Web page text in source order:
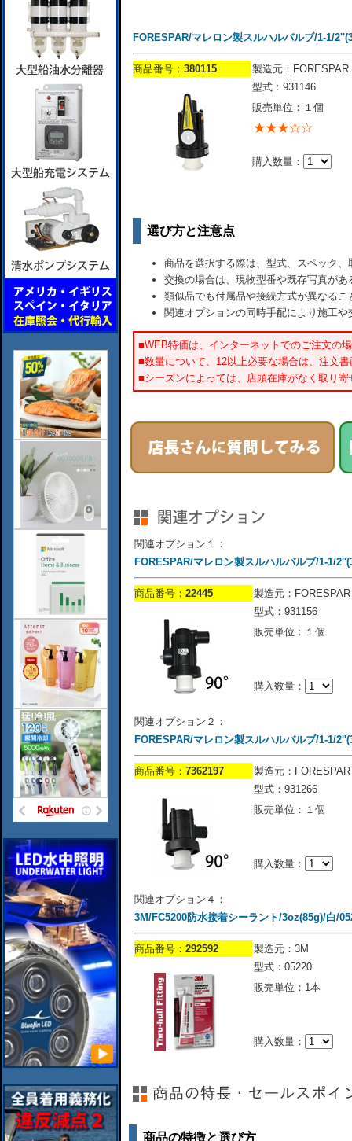
FORESPAR/マレロン製スルハルバルブ/1-1/
商品番号： 380115
製造元：FORESPAR
型式：931146
販売単位：１個
購入数量：
選び方と注意点
商品を選択する際は、型式、スペック
交換の場合は、現物型番や既存写真が
類似品でも付属品や接続方式が異なるこ
関連オプションの同時手配により施工
■WEB特価は、インターネットでのご注文の
■数量について、12以上必要な場合は、注文
■シーズンによっては、店頭在庫がなく取り
関連オプション１：
FORESPAR/マレロン製スルハルバルブ/1-1/
商品番号： 22445
製造元：FORESPAR
型式：931156
販売単位：１個
購入数量：
関連オプション２：
FORESPAR/マレロン製スルハルバルブ/1-1/
商品番号： 7362197
製造元：FORESPAR
型式：931266
販売単位：１個
購入数量：
関連オプション４：
3M/FC5200防水接着シーラント/3oz(85g)/白/
商品番号： 292592
製造元：3M
型式：05220
販売単位：1本
購入数量：
商品の特徴と選び方